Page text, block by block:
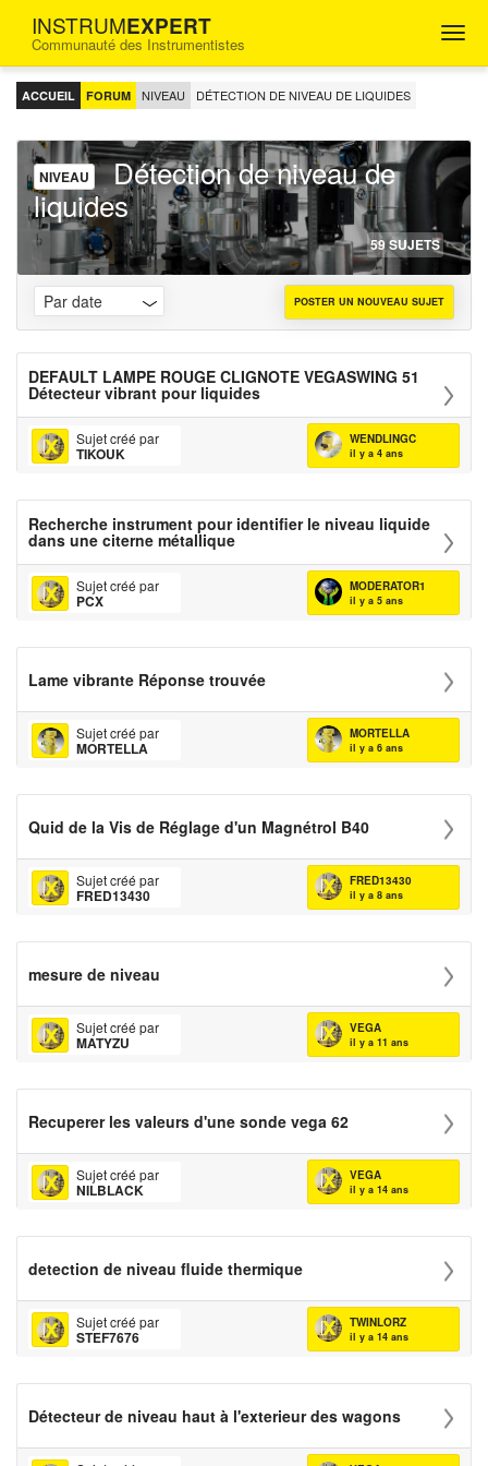
INSTRUMEXPERT
Communauté des Instrumentistes
FORUM
D'ENTRAIDE
POUR
INGÉNIEURS
INSTRUMENTISTES
ACCUEIL FORUM NIVEAU DÉTECTION DE NIVEAU DE LIQUIDES
NIVEAU
Détection de niveau de
liquides
59 SUJETS
POSTER UN NOUVEAU SUJET
DEFAULT LAMPE ROUGE CLIGNOTE VEGASWING 51
Détecteur vibrant pour liquides
Sujet créé par
TIKOUK
WENDLINGC
il y a 4 ans
Recherche instrument pour identifier le niveau liquide
dans une citerne métallique
Sujet créé par
PCX
MODERATOR1
il y a 5 ans
Lame vibrante Réponse trouvée
Sujet créé par
MORTELLA
MORTELLA
il y a 6 ans
Quid de la Vis de Réglage d'un Magnétrol B40
Sujet créé par
FRED13430
FRED13430
il y a 8 ans
mesure de niveau
Sujet créé par
MATYZU
VEGA
il y a 11 ans
Recuperer les valeurs d'une sonde vega 62
Sujet créé par
NILBLACK
VEGA
il y a 14 ans
detection de niveau fluide thermique
Sujet créé par
STEF7676
TWINLORZ
il y a 14 ans
Détecteur de niveau haut à l'exterieur des wagons